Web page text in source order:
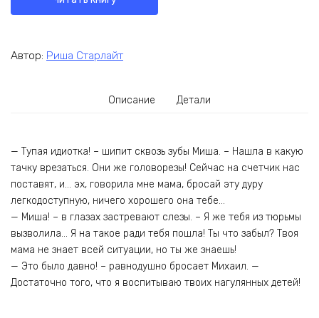
Автор: Риша Старлайт
Описание Детали
— Тупая идиотка! – шипит сквозь зубы Миша. – Нашла в какую
тачку врезаться. Они же головорезы! Сейчас на счетчик нас
поставят, и… эх, говорила мне мама, бросай эту дуру
легкодоступную, ничего хорошего она тебе…
— Миша! – в глазах застревают слезы. – Я же тебя из тюрьмы
вызволила… Я на такое ради тебя пошла! Ты что забыл? Твоя
мама не знает всей ситуации, но ты же знаешь!
— Это было давно! – равнодушно бросает Михаил. —
Достаточно того, что я воспитываю твоих нагулянных детей!